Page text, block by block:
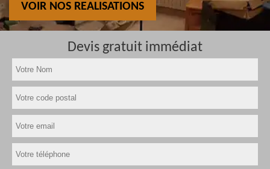
VOIR NOS REALISATIONS
Devis gratuit immédiat